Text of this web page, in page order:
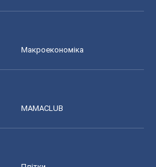
Макроекономіка
MAMACLUB